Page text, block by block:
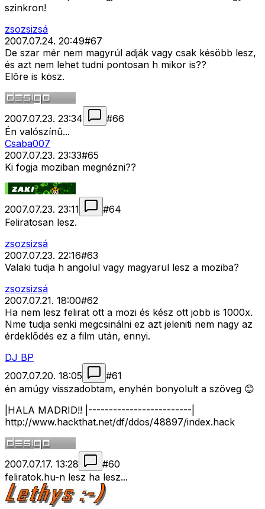
szinkron!
zsozsizsá
2007.07.24. 20:49#67
De szar mér nem magyrúl adják vagy csak késöbb lesz,
és azt nem lehet tudni pontosan h mikor is??
Elõre is kösz.
2007.07.23. 23:34 #66
Én valószínû...
Csaba007
2007.07.23. 23:33#65
Ki fogja moziban megnézni??
2007.07.23. 23:11 #64
Feliratosan lesz.
zsozsizsá
2007.07.23. 22:16#63
Valaki tudja h angolul vagy magyarul lesz a moziba?
zsozsizsá
2007.07.21. 18:00#62
Ha nem lesz felirat ott a mozi és kész ott jobb is 1000x.
Nme tudja senki megcsinálni ez azt jeleniti nem nagy az
érdeklõdés ez a film után, ennyi.
DJ BP
2007.07.20. 18:05
#61
én amúgy visszadobtam, enyhén bonyolult a szöveg 😊
|HALA MADRID!! |-------------------------|
http://www.hackthat.net/df/ddos/48897/index.hack
2007.07.17. 13:28 #60
feliratok.hu-n lesz ha lesz...